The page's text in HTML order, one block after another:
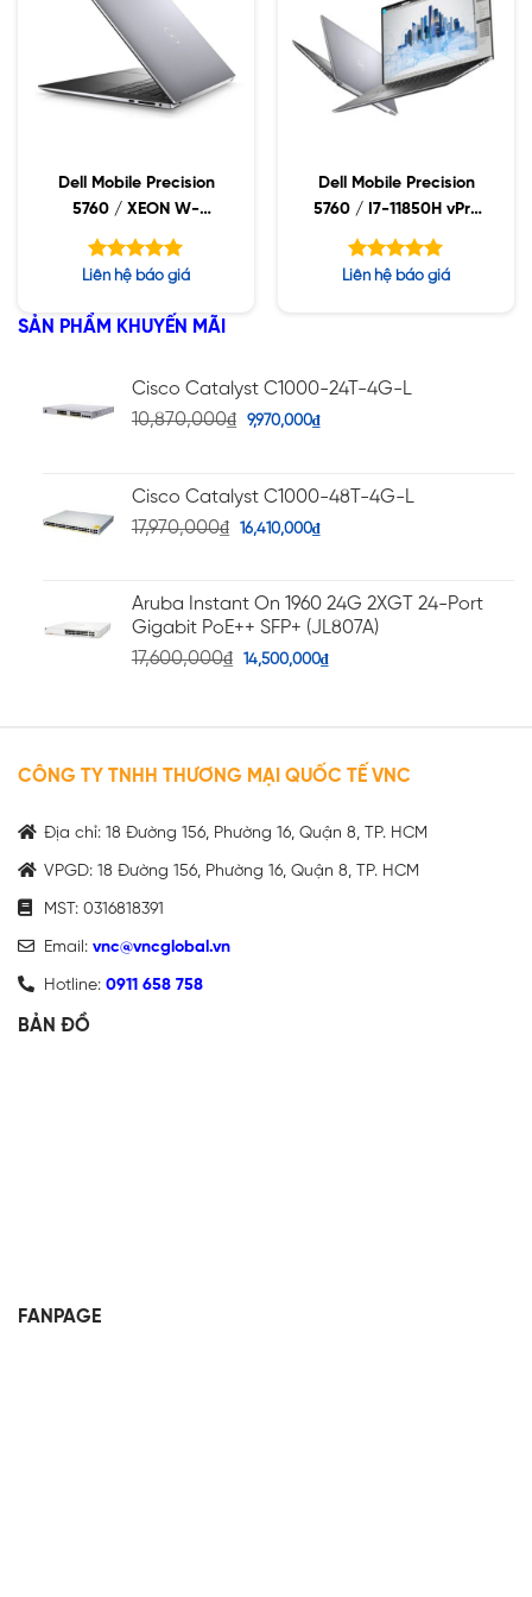
Dell Mobile Precision
5760 / XEON W-
11955M / 64GB / 2TB
SSD / NVIDIA RTX
A3000 / 17″WLED
UHD+ / WIN10 WS+
Được xếp
5 sao
Liên hệ báo giá
Dell Mobile Precision
5760 / I7-11850H vPro
/ 32GB / 1TB SSD /
NVIDIA RTX A2000
4GB GDDR6 /
Được xếp
Liên hệ báo giá
SẢN PHẨM KHUYẾN MÃI
Cisco Catalyst C1000-24T-4G-L
10,870,000₫ 9,970,000₫
Cisco Catalyst C1000-48T-4G-L
17,970,000₫ 16,410,000₫
Aruba Instant On 1960 24G 2XGT 24-Port
Gigabit PoE++ SFP+ (JL807A)
17,600,000₫ 14,500,000₫
CÔNG TY TNHH THƯƠNG MẠI QUỐC TẾ VNC
Địa chỉ: 18 Đường 156, Phường 16, Quận 8, TP. HCM
VPGD: 18 Đường 156, Phường 16, Quận 8, TP. HCM
MST: 0316818391
Email: vnc@vncglobal.vn
Hotline: 0911 658 758
BẢN ĐỒ
FANPAGE